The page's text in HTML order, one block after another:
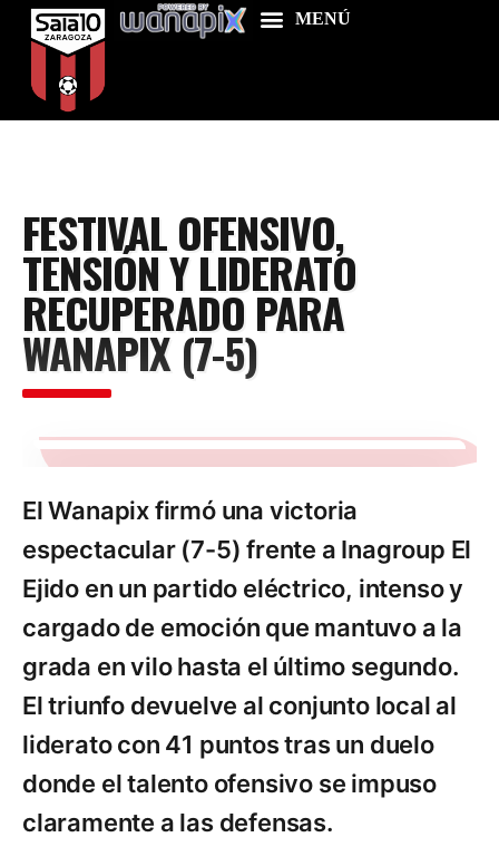
Food & Drink
Features
News
Contacts
FESTIVAL OFENSIVO,
TENSIÓN Y LIDERATO
RECUPERADO PARA
WANAPIX (7-5)
El Wanapix firmó una victoria
espectacular (7-5) frente a Inagroup El
Ejido en un partido eléctrico, intenso y
cargado de emoción que mantuvo a la
grada en vilo hasta el último segundo.
El triunfo devuelve al conjunto local al
liderato con 41 puntos tras un duelo
donde el talento ofensivo se impuso
claramente a las defensas.